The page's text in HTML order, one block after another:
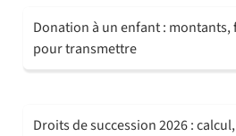
Donation à un enfant : montants,
pour transmettre
Droits de succession 2026 :